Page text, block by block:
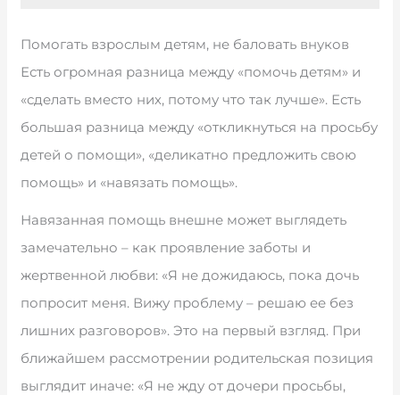
Помогать взрослым детям, не баловать внуков
Есть огромная разница между «помочь детям» и
«сделать вместо них, потому что так лучше». Есть
большая разница между «откликнуться на просьбу
детей о помощи», «деликатно предложить свою
помощь» и «навязать помощь».
Навязанная помощь внешне может выглядеть
замечательно – как проявление заботы и
жертвенной любви: «Я не дожидаюсь, пока дочь
попросит меня. Вижу проблему – решаю ее без
лишних разговоров». Это на первый взгляд. При
ближайшем рассмотрении родительская позиция
выглядит иначе: «Я не жду от дочери просьбы,